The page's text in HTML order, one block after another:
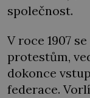
společnost.
V roce 1907
protestům,
dokonce
federace.